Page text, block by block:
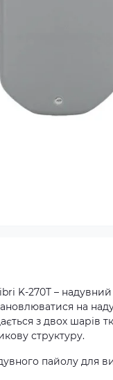
K-270T –
на
з двох шарів
структуру.
пайолу для